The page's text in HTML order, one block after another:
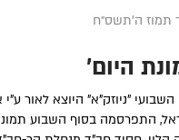
תמוז ה׳תשס״ח
היום'
השבועי "ניוזק"א" היוצא לאור ע"י
התפרסמה בסוף השבוע